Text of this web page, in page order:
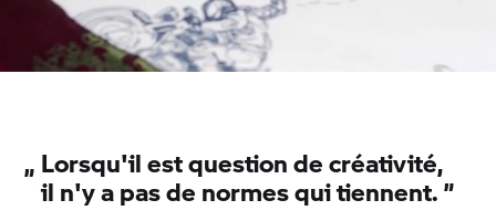
„ Lorsqu'il est question de créativité,
il n'y a pas de normes qui tiennent. ”